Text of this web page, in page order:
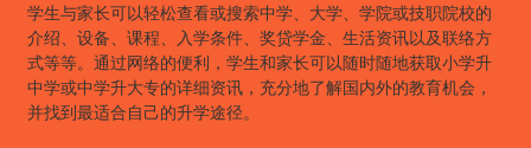
学生与家长可以轻松查看或搜索中学、大学、学院或技职院校的
介绍、设备、课程、入学条件、奖贷学金、生活资讯以及联络方
式等等。通过网络的便利，学生和家长可以随时随地获取小学升
中学或中学升大专的详细资讯，充分地了解国内外的教育机会，
并找到最适合自己的升学途径。